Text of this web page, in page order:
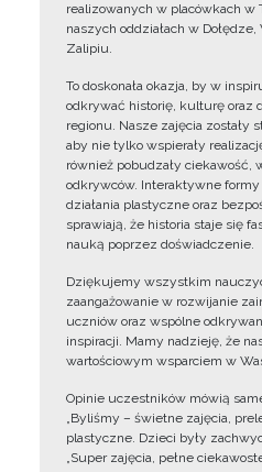
realizowanych w placówkach w
naszych oddziałach w
Zalipiu.
To doskonała okazja, by w
odkrywać historię, kulturę oraz
regionu. Nasze zajęcia zostały
aby nie tylko wspierały
również pobudzały ciekawość,
odkrywców. Interaktywne
działania plastyczne oraz
sprawiają, że historia staje się
nauką poprzez doświadczenie.
Dziękujemy wszystkim
zaangażowanie w rozwijanie
uczniów oraz wspólne
inspiracji. Mamy nadzieję, że
wartościowym wsparciem w
Opinie uczestników mówią
„Byliśmy – świetne zajęcia,
plastyczne. Dzieci były
„Super zajęcia, pełne